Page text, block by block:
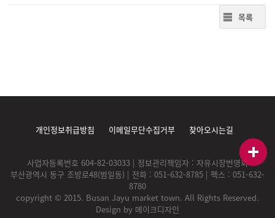
목록
개인정보취급방침 이메일무단수집거부 찾아오시는길
사업자등록번호 604-82-03033 | 정보관리책임자 : 자유시장번영회
부산광역시 동구 조방로48(범일동) | 전화 : 051-632-8785 | 팩스 : 051-632-
8780
copyright © 2015. Busan Jayu market town. All Rights Reserved.
Design by 메이크디자인